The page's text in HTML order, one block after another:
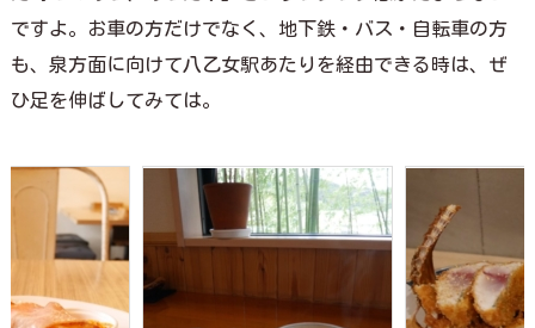
ですよ。お車の方だけでなく、地下鉄・バス・自転車の方
も、泉方面に向けて八乙女駅あたりを経由できる時は、ぜ
ひ足を伸ばしてみては。